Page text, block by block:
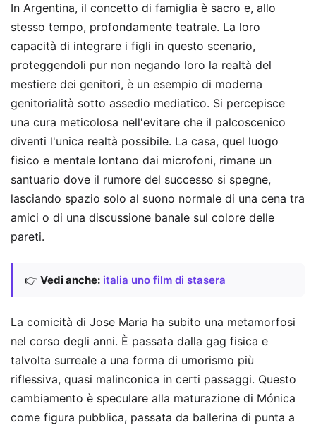
In Argentina, il concetto di famiglia è sacro e, allo
stesso tempo, profondamente teatrale. La loro
capacità di integrare i figli in questo scenario,
proteggendoli pur non negando loro la realtà del
mestiere dei genitori, è un esempio di moderna
genitorialità sotto assedio mediatico. Si percepisce
una cura meticolosa nell'evitare che il palcoscenico
diventi l'unica realtà possibile. La casa, quel luogo
fisico e mentale lontano dai microfoni, rimane un
santuario dove il rumore del successo si spegne,
lasciando spazio solo al suono normale di una cena tra
amici o di una discussione banale sul colore delle
pareti.
👉 Vedi anche: italia uno film di stasera
La comicità di Jose Maria ha subito una metamorfosi
nel corso degli anni. È passata dalla gag fisica e
talvolta surreale a una forma di umorismo più
riflessiva, quasi malinconica in certi passaggi. Questo
cambiamento è speculare alla maturazione di Mónica
come figura pubblica, passata da ballerina di punta a